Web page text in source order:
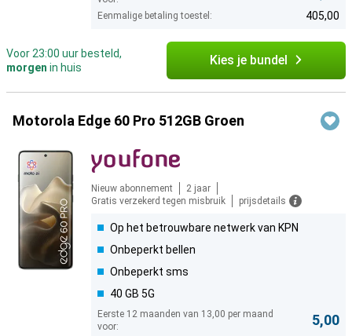
Eenmalige betaling toestel: 405,00
Voor 23:00 uur besteld,
morgen in huis Kies je bundel
Motorola Edge 60 Pro 512GB Groen
Nieuw abonnement
2 jaar
Gratis verzekerd tegen misbruik
prijsdetails
Op het betrouwbare netwerk van KPN
Onbeperkt bellen
Onbeperkt sms
40 GB 5G
Eerste 12 maanden van 13,00 per maand
voor:
5,00